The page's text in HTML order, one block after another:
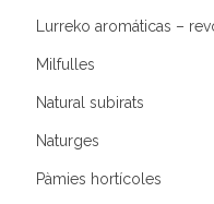
Lurreko aromáticas –
Milfulles
Natural subirats
Naturges
Pàmies hortícoles